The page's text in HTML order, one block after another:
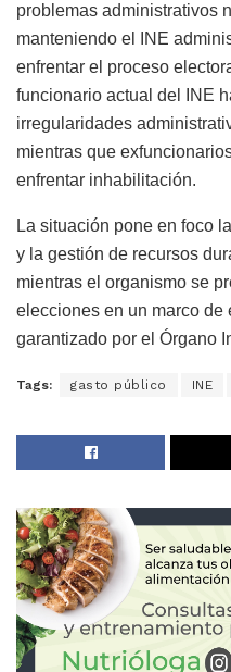
problemas administrativos
manteniendo el INE
enfrentar el proceso
funcionario actual del INE
irregularidades
mientras que
enfrentar inhabilitación.
La situación pone en foco
y la gestión de recursos
mientras el organismo se
elecciones en un marco
garantizado por el Órgano
Tags: gasto público INE